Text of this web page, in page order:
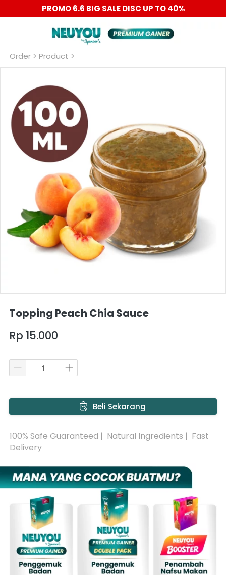
PROMO 6.6 BIG SALE DISC UP TO 40%
Order > Product >
Topping Peach Chia Sauce
Rp 15.000
` Beli Sekarang
100% Safe Guaranteed |  Natural Ingredients |  Fast
Delivery